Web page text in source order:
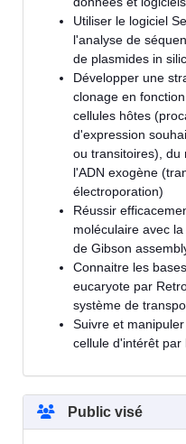
Utiliser le logiciel
l'analyse de
de plasmides in
Développer une
clonage en
cellules hôtes
d'expression
ou transitoires), du
l'ADN exogène
électroporation)
Réussir
moléculaire avec
de Gibson
Connaitre les
eucaryote par
système de
Suivre et
cellule d'intérêt
Public visé